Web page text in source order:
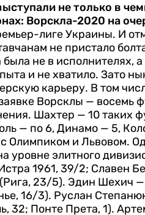
не только в
Ворскла-2020 на
лиге Украины. И
не пристало
не в исполнителях,
и не хватило. Зато
карьеру. В том
Ворсклы — восемь
Шахтер — 10 таких
— по 6, Динамо — 5,
Олимпиком и Львовом.
уровне элитного
1961, 39/2; Славен
23/5). Эдин Шехич —
16/3). Руслан
32; Понте Прета, 1).